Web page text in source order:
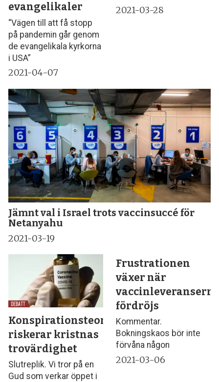
evangelikaler
“Vägen till att få stopp
på pandemin går genom
de evangelikala kyrkorna
i USA”
2021-04-07
2021-03-28
Jämnt val i Israel trots vaccinsuccé för
Netanyahu
2021-03-19
Konspirationsteorier
riskerar kristnas
trovärdighet
Slutreplik. Vi tror på en
Gud som verkar öppet i
Frustrationen
växer när
fördröjs
Kommentar.
Bokningskaos bör inte
förvåna någon
2021-03-06